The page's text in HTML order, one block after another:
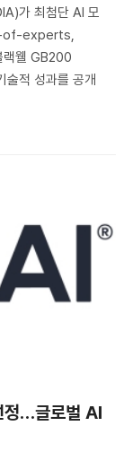
가 최첨단 AI 모
of-experts,
랙웰 GB200
적 성과를 공개
정…글로벌 AI